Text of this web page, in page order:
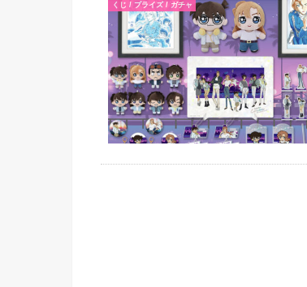
くじ / プライズ / ガチャ